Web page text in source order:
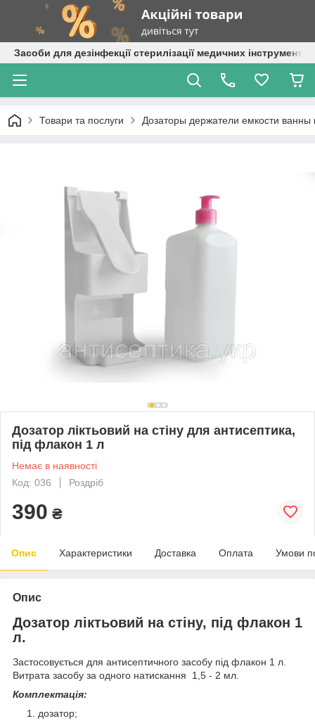
Засоби для дезінфекції стерилізації медичних
Товари та послуги Дозаторы держатели емкости ванны
Дозатор ліктьовий на стіну для антисептика,
під флакон 1 л
Немає в наявності
Код: 036
Роздріб
390 ₴
Опис Характеристики Доставка Оплата Умови
Опис
Дозатор ліктьовий на стіну, під флакон 1
л.
Застосовується для антисептичного засобу під флакон 1 л.
Витрата засобу за одного натискання 1,5 - 2 мл.
Комплектація:
дозатор;